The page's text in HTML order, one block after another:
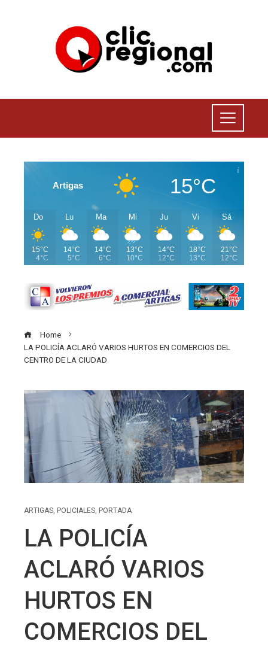
Artigas 15°C
Do
15°C
4°C
Lu
14°C
5°C
Ma
14°C
6°C
Mi
13°C
10°C
Ju
14°C
12°C
Vi
18°C
13°C
Sá
21°C
12°C
Home
LA POLICÍA ACLARÓ VARIOS HURTOS EN COMERCIOS DEL
CENTRO DE LA CIUDAD
ARTIGAS, POLICIALES, PORTADA
LA POLICÍA
ACLARÓ VARIOS
HURTOS EN
COMERCIOS DEL